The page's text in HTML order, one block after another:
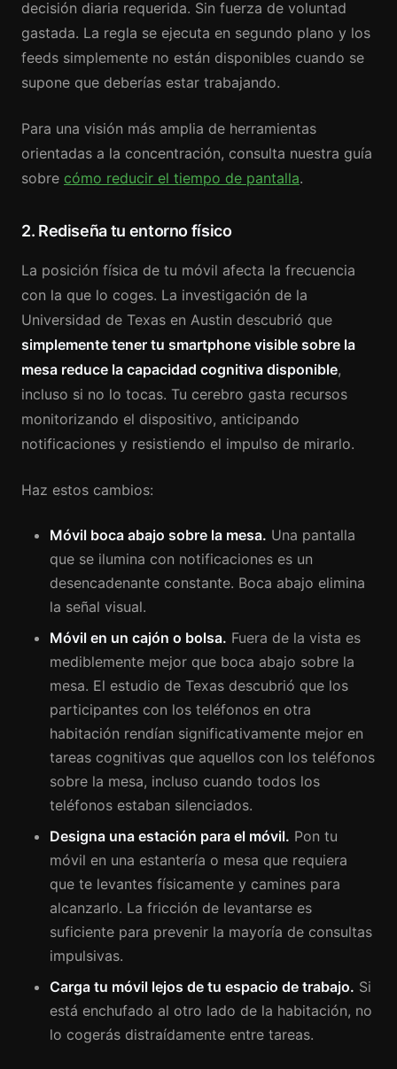
decisión diaria requerida. Sin fuerza de voluntad
gastada. La regla se ejecuta en segundo plano y los
feeds simplemente no están disponibles cuando se
supone que deberías estar trabajando.
Para una visión más amplia de herramientas
orientadas a la concentración, consulta nuestra guía
sobre cómo reducir el tiempo de pantalla.
2. Rediseña tu entorno físico
La posición física de tu móvil afecta la frecuencia
con la que lo coges. La investigación de la
Universidad de Texas en Austin descubrió que
simplemente tener tu smartphone visible sobre la
mesa reduce la capacidad cognitiva disponible,
incluso si no lo tocas. Tu cerebro gasta recursos
monitorizando el dispositivo, anticipando
notificaciones y resistiendo el impulso de mirarlo.
Haz estos cambios:
Móvil boca abajo sobre la mesa. Una pantalla
que se ilumina con notificaciones es un
desencadenante constante. Boca abajo elimina
la señal visual.
Móvil en un cajón o bolsa. Fuera de la vista es
mediblemente mejor que boca abajo sobre la
mesa. El estudio de Texas descubrió que los
participantes con los teléfonos en otra
habitación rendían significativamente mejor en
tareas cognitivas que aquellos con los teléfonos
sobre la mesa, incluso cuando todos los
teléfonos estaban silenciados.
Designa una estación para el móvil. Pon tu
móvil en una estantería o mesa que requiera
que te levantes físicamente y camines para
alcanzarlo. La fricción de levantarse es
suficiente para prevenir la mayoría de consultas
impulsivas.
Carga tu móvil lejos de tu espacio de trabajo. Si
está enchufado al otro lado de la habitación, no
lo cogerás distraídamente entre tareas.